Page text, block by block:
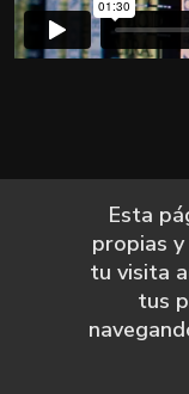
Esta
propias
tu visita
tus